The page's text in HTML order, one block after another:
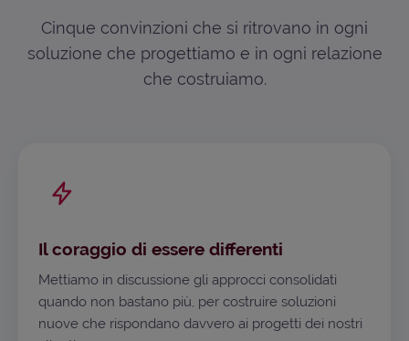
Cinque convinzioni che si ritrovano in ogni
soluzione che progettiamo e in ogni relazione
che costruiamo.
Il coraggio di essere differenti
Mettiamo in discussione gli approcci consolidati
quando non bastano più, per costruire soluzioni
nuove che rispondano davvero ai progetti dei nostri